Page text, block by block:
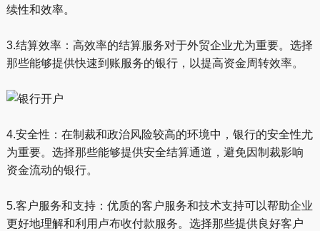
续性和效率。
3.结算效率：高效率的结算服务对于外贸企业尤为重要。选择
那些能够提供快速到账服务的银行，以提高资金周转效率。
4.安全性：在制裁和政治风险较高的环境中，银行的安全性尤
为重要。选择那些能够提供安全结算通道，避免因制裁影响
资金流动的银行。
5.客户服务和支持：优质的客户服务和技术支持可以帮助企业
更好地理解和利用卢布收付款服务。选择那些提供良好客户